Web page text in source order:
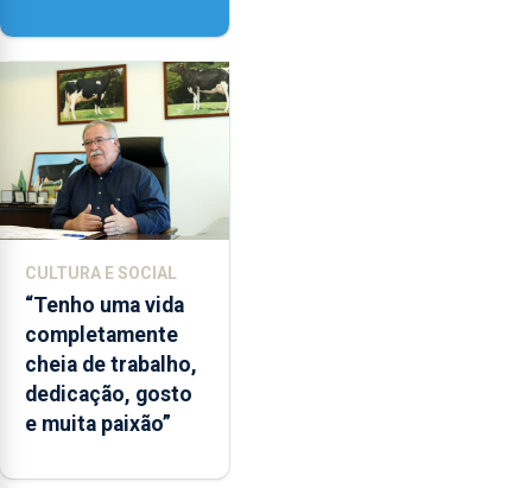
Paisagem’
CULTURA E SOCIAL
“Tenho uma vida
completamente
cheia de trabalho,
dedicação, gosto
e muita paixão”